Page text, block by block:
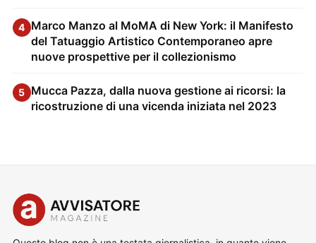
4 Marco Manzo al MoMA di New York: il Manifesto
del Tatuaggio Artistico Contemporaneo apre
nuove prospettive per il collezionismo
5 Mucca Pazza, dalla nuova gestione ai ricorsi: la
ricostruzione di una vicenda iniziata nel 2023